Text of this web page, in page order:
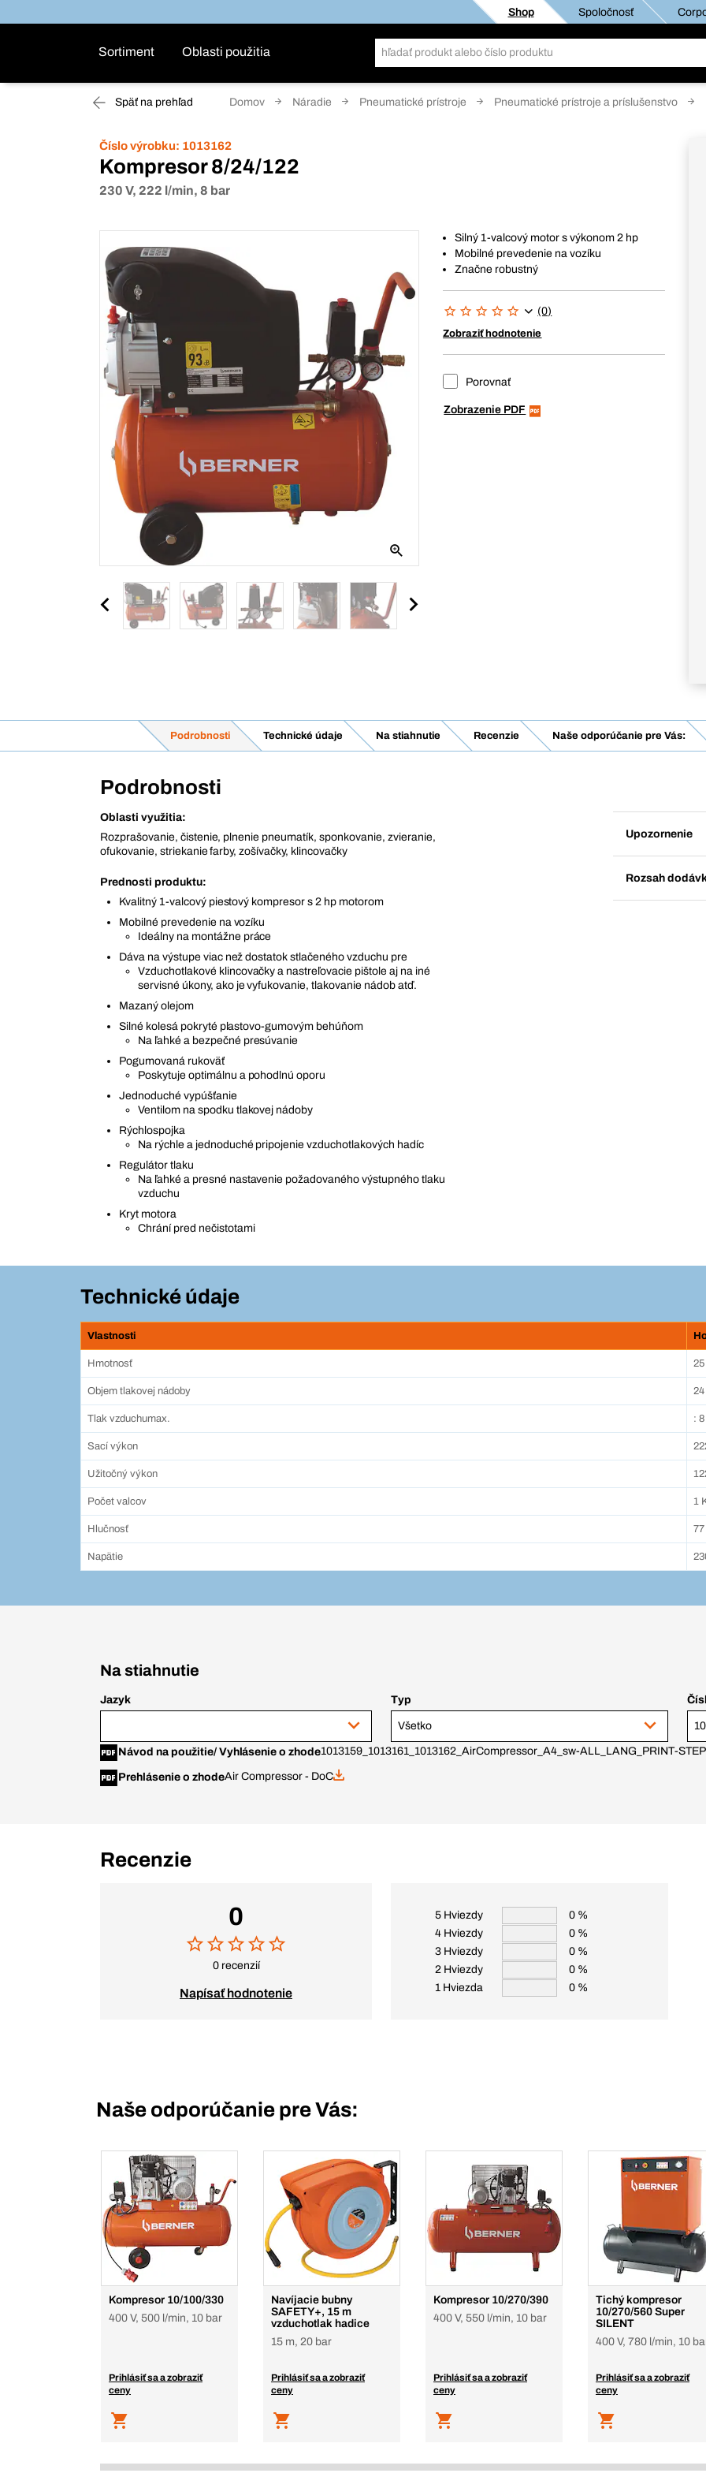
Shop Spoločnosť
Sortiment Oblasti použitia
Späť na prehľad Domov Náradie Pneumatické prístroje Pneumatické prístroje a príslušenstvo
Číslo výrobku: 1013162
Kompresor 8/24/122
230 V, 222 l/min, 8 bar
Silný 1-valcový motor s výkonom 2 hp
Mobilné prevedenie na vozíku
Značne robustný
(0)
Zobraziť hodnotenie
Porovnať
Zobrazenie PDF
Podrobnosti Technické údaje Na stiahnutie Recenzie Naše odporúčanie pre Vás:
Podrobnosti
Oblasti využitia:
Rozprašovanie, čistenie, plnenie pneumatík, sponkovanie, zvieranie,
ofukovanie, striekanie farby, zošívačky, klincovačky
Prednosti produktu:
Kvalitný 1-valcový piestový kompresor s 2 hp motorom
Mobilné prevedenie na vozíku
Ideálny na montážne práce
Dáva na výstupe viac než dostatok stlačeného vzduchu pre
Vzduchotlakové klincovačky a nastreľovacie pištole aj na iné
servisné úkony, ako je vyfukovanie, tlakovanie nádob atď.
Mazaný olejom
Silné kolesá pokryté plastovo-gumovým behúňom
Na ľahké a bezpečné presúvanie
Pogumovaná rukoväť
Poskytuje optimálnu a pohodlnú oporu
Jednoduché vypúšťanie
Ventilom na spodku tlakovej nádoby
Rýchlospojka
Na rýchle a jednoduché pripojenie vzduchotlakových hadíc
Regulátor tlaku
Na ľahké a presné nastavenie požadovaného výstupného tlaku
vzduchu
Kryt motora
Chrání pred nečistotami
Upozornenie
Rozsah
Technické údaje
Vlastnosti
Hmotnosť 25
Objem tlakovej nádoby 24 l
Tlak vzduchumax. :
Sací výkon
Užitočný výkon
Počet valcov 1
Hlučnosť
Napätie
Na stiahnutie
Jazyk Typ
Všetko
Návod na použitie/ Vyhlásenie o zhode1013159_1013161_1013162_AirCompressor_A4_sw-ALL_LANG_PRINT-
Prehlásenie o zhodeAir Compressor - DoC
Recenzie
0
0 recenzií
Napísať hodnotenie
5 Hviezdy
0 %
4 Hviezdy
0 %
3 Hviezdy
0 %
2 Hviezdy
0 %
1 Hviezda
0 %
Naše odporúčanie pre Vás:
Kompresor 10/100/330
400 V, 500 l/min, 10 bar
Prihlásiť sa a zobraziť
ceny
Navíjacie bubny
SAFETY+, 15 m
vzduchotlak hadice
15 m, 20 bar
Prihlásiť sa a zobraziť
ceny
Kompresor 10/270/390
400 V, 550 l/min, 10 bar
Prihlásiť sa a zobraziť
ceny
Tichý kompresor
10/270/560 Super
SILENT
400 V, 780 l/min, 10
Prihlásiť sa a zobraziť
ceny